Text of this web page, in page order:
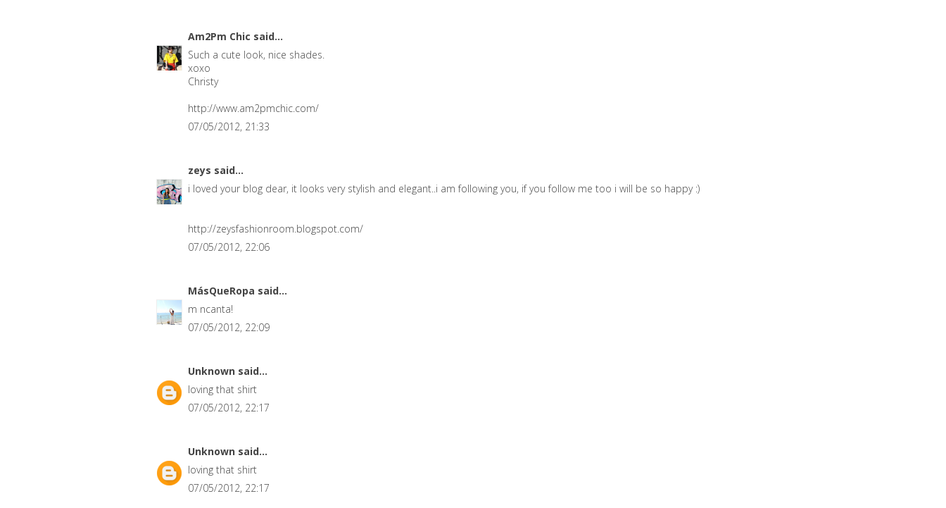
Am2Pm Chic said...
Such a cute look, nice shades.
xoxo
Christy
http://www.am2pmchic.com/
07/05/2012, 21:33
zeys said...
i loved your blog dear, it looks very stylish and elegant..i am following you, if you follow me too i will be so happy :)
http://zeysfashionroom.blogspot.com/
07/05/2012, 22:06
MásQueRopa said...
m ncanta!
07/05/2012, 22:09
Unknown said...
loving that shirt
07/05/2012, 22:17
Unknown said...
loving that shirt
07/05/2012, 22:17